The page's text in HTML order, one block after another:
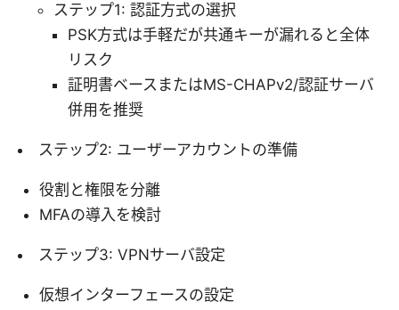
ステップ1: 認証方式の選択
PSK方式は手軽だが共通キーが漏れると全体
リスク
証明書ベースまたはMS-CHAPv2/認証サーバ
併用を推奨
ステップ2: ユーザーアカウントの準備
役割と権限を分離
MFAの導入を検討
ステップ3: VPNサーバ設定
仮想インターフェースの設定